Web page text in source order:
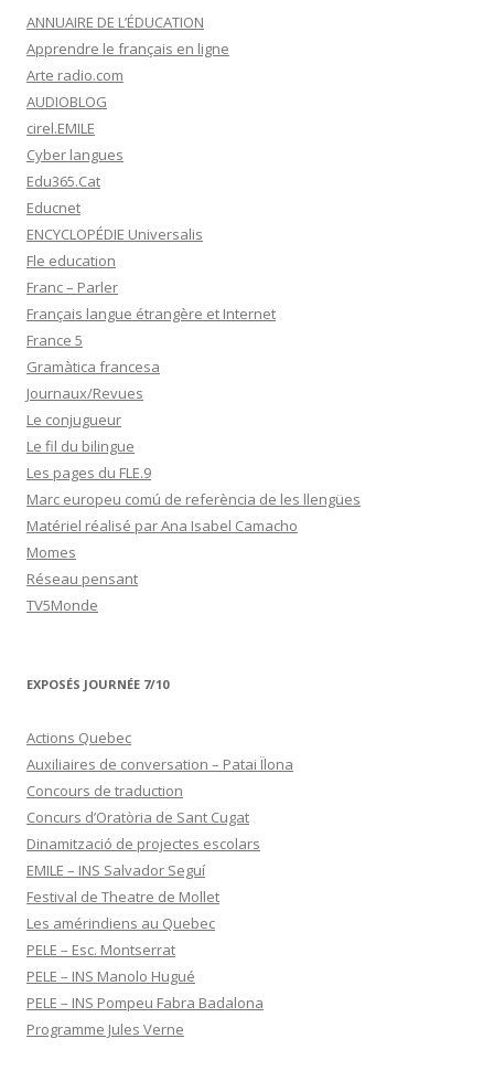
ANNUAIRE DE L’ÉDUCATION
Apprendre le français en ligne
Arte radio.com
AUDIOBLOG
cirel.EMILE
Cyber langues
Edu365.Cat
Educnet
ENCYCLOPÉDIE Universalis
Fle education
Franc – Parler
Français langue étrangère et Internet
France 5
Gramàtica francesa
Journaux/Revues
Le conjugueur
Le fil du bilingue
Les pages du FLE.9
Marc europeu comú de referència de les llengües
Matériel réalisé par Ana Isabel Camacho
Momes
Réseau pensant
TV5Monde
EXPOSÉS JOURNÉE 7/10
Actions Quebec
Auxiliaires de conversation – Patai Ïlona
Concours de traduction
Concurs d’Oratòria de Sant Cugat
Dinamització de projectes escolars
EMILE – INS Salvador Seguí
Festival de Theatre de Mollet
Les amérindiens au Quebec
PELE – Esc. Montserrat
PELE – INS Manolo Hugué
PELE – INS Pompeu Fabra Badalona
Programme Jules Verne